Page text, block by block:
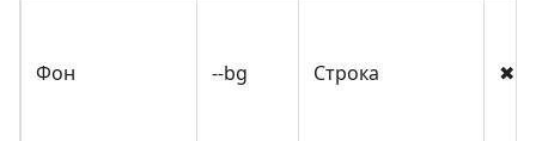
Фон --bg Строка ✖